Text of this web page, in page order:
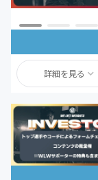
詳細を見る